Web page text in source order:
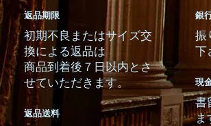
返品期限
初期不良またはサイズ交
換による返品は
商品到着後７日以内とさ
せていただきます。
返品送料
銀
振
下
現
書
ま